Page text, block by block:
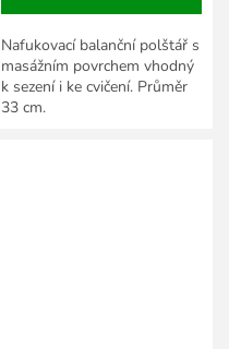
Nafukovací balanční polštář s
masážním povrchem vhodný
k sezení i ke cvičení. Průměr
33 cm.